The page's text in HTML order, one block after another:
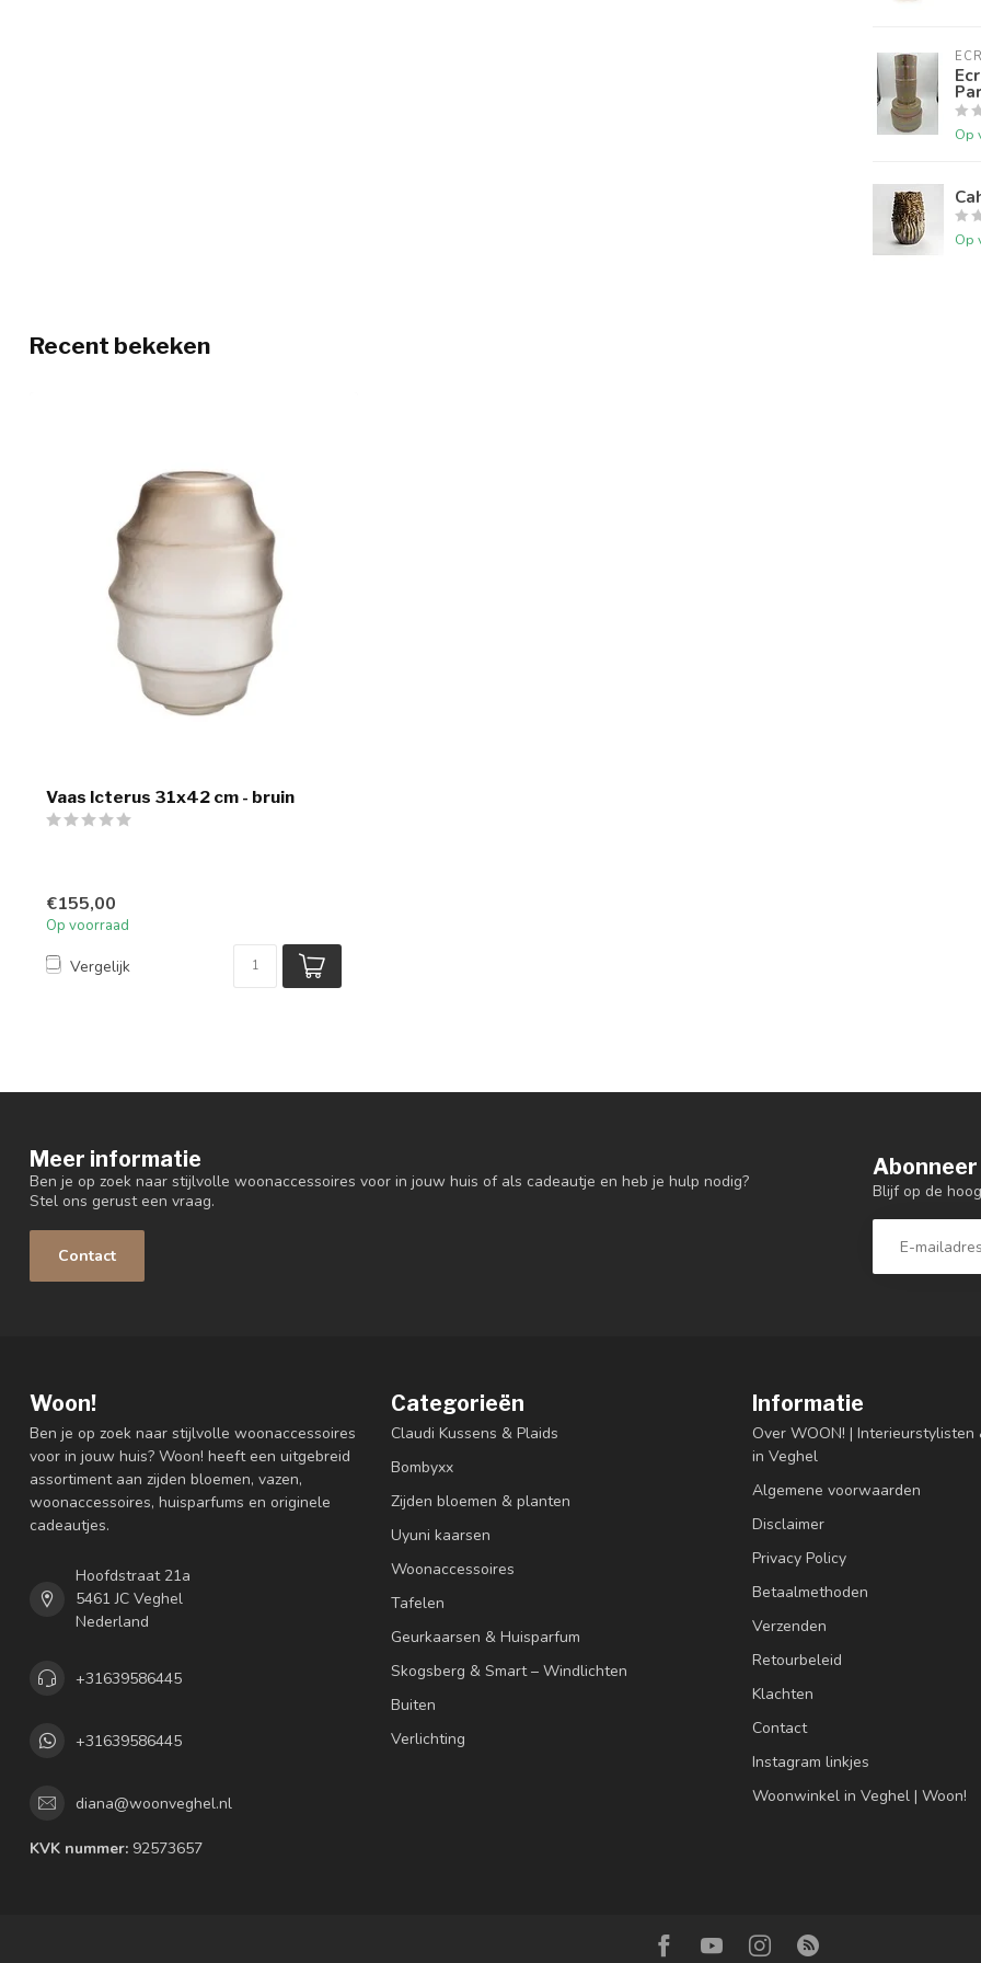
Op
Op
Recent bekeken
Vaas Icterus 31x42 cm - bruin
€155,00
Op voorraad
Vergelijk
Meer informatie
Ben je op zoek naar stijlvolle woonaccessoires voor in jouw huis of als cadeautje en heb je hulp nodig?
Stel ons gerust een vraag.
Contact
Blijf op de
Woon!
Ben je op zoek naar stijlvolle woonaccessoires
voor in jouw huis? Woon! heeft een uitgebreid
assortiment aan zijden bloemen, vazen,
woonaccessoires, huisparfums en originele
cadeautjes.
Hoofdstraat 21a
5461 JC Veghel
Nederland
+31639586445
+31639586445
diana@woonveghel.nl
KVK nummer: 92573657
Categorieën
Claudi Kussens & Plaids
Bombyxx
Zijden bloemen & planten
Uyuni kaarsen
Woonaccessoires
Tafelen
Geurkaarsen & Huisparfum
Skogsberg & Smart – Windlichten
Buiten
Verlichting
Informatie
Over WOON! |
in Veghel
Algemene voorwaarden
Disclaimer
Privacy Policy
Betaalmethoden
Verzenden
Retourbeleid
Klachten
Contact
Instagram linkjes
Woonwinkel in Veghel | Woon!